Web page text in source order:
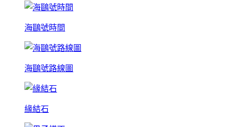
海鷗號時間
海鷗號路線圖
緣結石